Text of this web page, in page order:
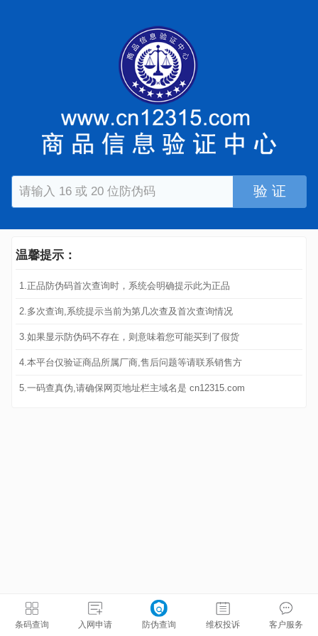
验 证
温馨提示：
1.正品防伪码首次查询时，系统会明确提示此为正品
2.多次查询,系统提示当前为第几次查及首次查询情况
3.如果显示防伪码不存在，则意味着您可能买到了假货
4.本平台仅验证商品所属厂商,售后问题等请联系销售方
5.一码查真伪,请确保网页地址栏主域名是 cn12315.com
条码查询 入网申请 防伪查询 维权投诉 客户服务